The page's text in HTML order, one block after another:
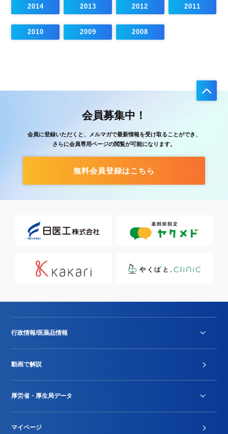
2014 2013 2012 2011
2010 2009 2008
会員募集中！
会員に登録いただくと、メルマガで最新情報を受け取ることができ、
さらに会員専用ページの閲覧が可能になります。
無料会員登録はこちら
行政情報/医薬品情報
Stu-GEレポート
動画で解説
厚労省・厚生局データ
マイページ